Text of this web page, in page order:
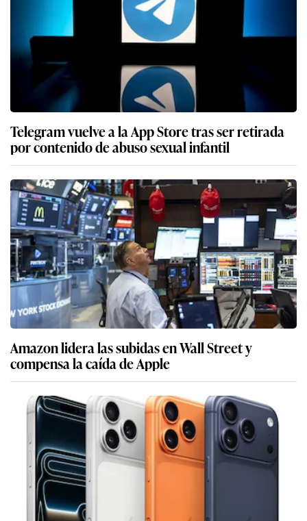
Telegram vuelve a la App Store tras ser retirada
por contenido de abuso sexual infantil
Amazon lidera las subidas en Wall Street y
compensa la caída de Apple